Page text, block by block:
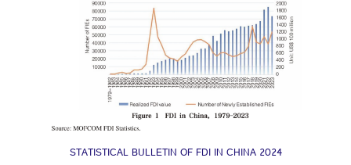
STATISTICAL BULLETIN OF FDI IN CHINA 2024